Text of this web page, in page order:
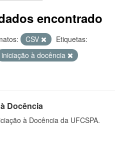
encontrado
CSV
Etiquetas:
iniciação à docência
Docência
à Docência da UFCSPA.